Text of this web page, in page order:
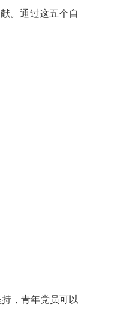
。通过这五个自
，青年党员可以